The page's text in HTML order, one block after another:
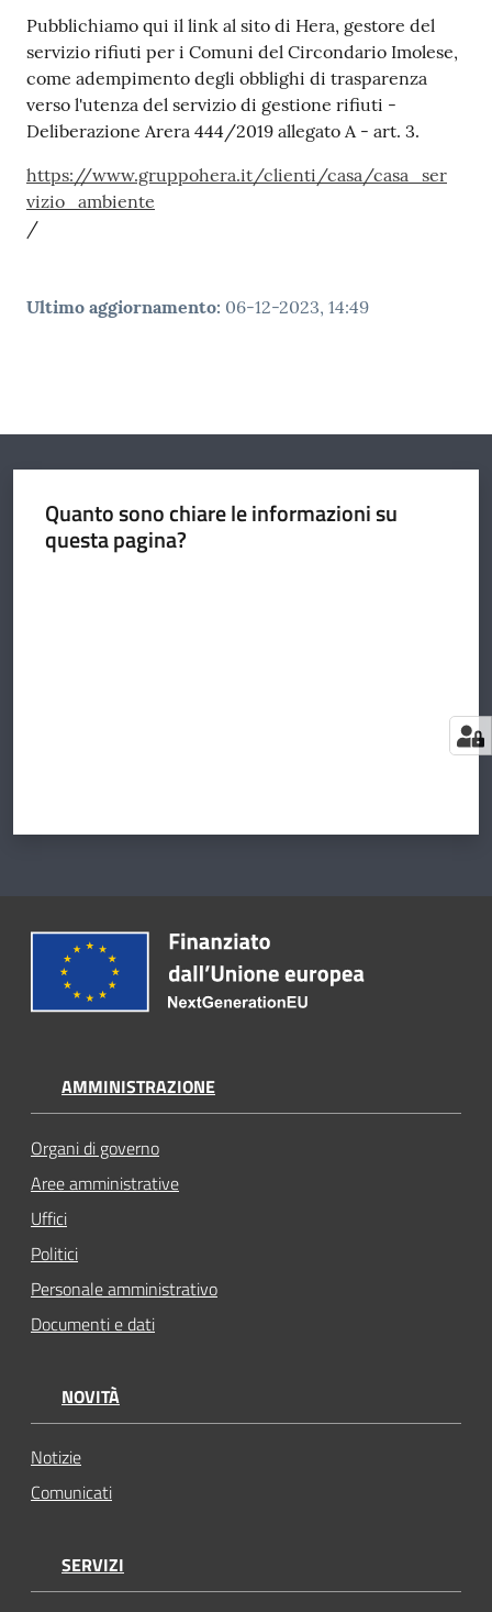
Contenuto
Pubblichiamo qui il link al sito di Hera, gestore del
servizio rifiuti per i Comuni del Circondario Imolese,
come adempimento degli obblighi di trasparenza
verso l'utenza del servizio di gestione rifiuti -
Deliberazione Arera 444/2019 allegato A - art. 3.
https://www.gruppohera.it/clienti/casa/casa_ser
vizio_ambiente
/
Ultimo aggiornamento: 06-12-2023, 14:49
Quanto sono chiare le informazioni su
questa pagina?
AMMINISTRAZIONE
Organi di governo
Aree amministrative
Uffici
Politici
Personale amministrativo
Documenti e dati
NOVITÀ
Notizie
Comunicati
SERVIZI